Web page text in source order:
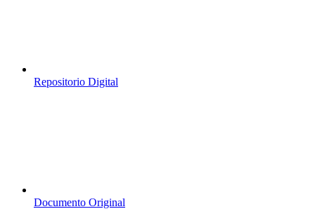
Repositorio Digital
Documento Original